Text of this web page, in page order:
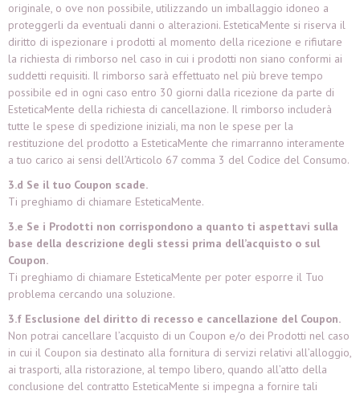
originale, o ove non possibile, utilizzando un imballaggio idoneo a
proteggerli da eventuali danni o alterazioni. EsteticaMente si riserva il
diritto di ispezionare i prodotti al momento della ricezione e rifiutare
la richiesta di rimborso nel caso in cui i prodotti non siano conformi ai
suddetti requisiti. Il rimborso sarà effettuato nel più breve tempo
possibile ed in ogni caso entro 30 giorni dalla ricezione da parte di
EsteticaMente della richiesta di cancellazione. Il rimborso includerà
tutte le spese di spedizione iniziali, ma non le spese per la
restituzione del prodotto a EsteticaMente che rimarranno interamente
a tuo carico ai sensi dell’Articolo 67 comma 3 del Codice del Consumo.
3.d Se il tuo Coupon scade.
Ti preghiamo di chiamare EsteticaMente.
3.e Se i Prodotti non corrispondono a quanto ti aspettavi sulla
base della descrizione degli stessi prima dell’acquisto o sul
Coupon.
Ti preghiamo di chiamare EsteticaMente per poter esporre il Tuo
problema cercando una soluzione.
3.f Esclusione del diritto di recesso e cancellazione del Coupon.
Non potrai cancellare l’acquisto di un Coupon e/o dei Prodotti nel caso
in cui il Coupon sia destinato alla fornitura di servizi relativi all’alloggio,
ai trasporti, alla ristorazione, al tempo libero, quando all’atto della
conclusione del contratto EsteticaMente si impegna a fornire tali